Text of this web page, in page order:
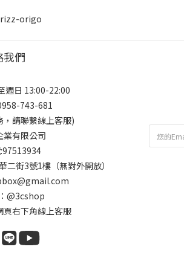
我們
週日 13:00-22:00
743-681
，請聯繫線上客服)
業有限公司
二街3號1樓（無對外開放）
@3cshop
頁右下角線上客服